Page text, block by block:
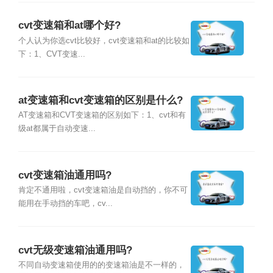
cvt变速箱和at哪个好?
个人认为你选cvt比较好，cvt变速箱和at的比较如
下：1、CVT变速...
at变速箱和cvt变速箱的区别是什么?
AT变速箱和CVT变速箱的区别如下：1、cvt和有
级at都属于自动变速...
cvt变速箱油通用吗?
肯定不通用啦，cvt变速箱油是自动挡的，你不可
能用在手动挡的车吧，cv...
cvt无级变速箱油通用吗?
不同自动变速箱使用的的变速箱油是不一样的，